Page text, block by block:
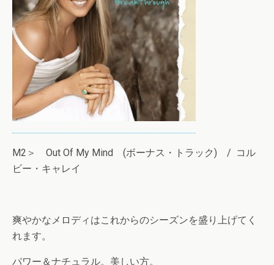
M2＞ Out Of My Mind (ボーナス・トラック) / コル
ビー・キャレイ
爽やかなメロディはこれからのシーズンを盛り上げてく
れます。
パワー＆ナチュラル。美しい方。